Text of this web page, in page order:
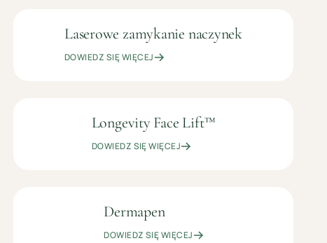
OD
ZŁ
LASEROTERAPIA
Laserowe zamykanie naczynek
DOWIEDZ SIĘ WIĘCEJ
699
ZŁ
KOSMETOLOGIA
Longevity Face Lift™
DOWIEDZ SIĘ WIĘCEJ
OD
ZŁ
Dermapen
DOWIEDZ SIĘ WIĘCEJ